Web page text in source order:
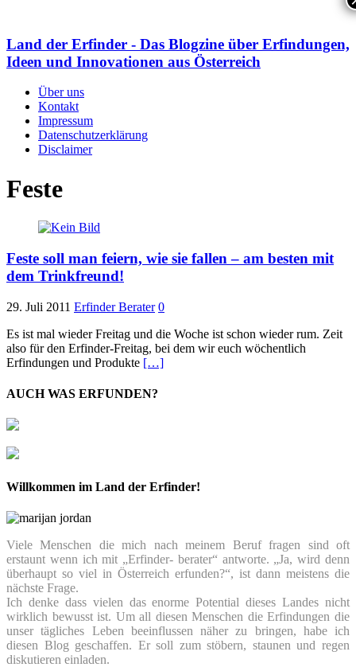
Land der Erfinder - Das Blogzine über Erfindungen,
Ideen und Innovationen aus Österreich
Über uns
Kontakt
Impressum
Datenschutzerklärung
Disclaimer
Feste
Feste soll man feiern, wie sie fallen – am besten mit
dem Trinkfreund!
29. Juli 2011 Erfinder Berater 0
Es ist mal wieder Freitag und die Woche ist schon wieder rum. Zeit
also für den Erfinder-Freitag, bei dem wir euch wöchentlich
Erfindungen und Produkte […]
AUCH WAS ERFUNDEN?
Willkommen im Land der Erfinder!
Viele Menschen die mich nach meinem Beruf fragen sind oft
erstaunt wenn ich mit „Erfinder- berater“ antworte. „Ja, wird denn
überhaupt so viel in Österreich erfunden?“, ist dann meistens die
nächste Frage.
Ich denke dass vielen das enorme Potential dieses Landes nicht
wirklich bewusst ist. Um all diesen Menschen die Erfindungen die
unser tägliches Leben beeinflussen näher zu bringen, habe ich
diesen Blog geschaffen. Er soll zum stöbern, staunen und regen
diskutieren einladen.